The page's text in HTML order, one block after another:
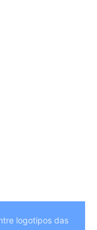
logotipos das